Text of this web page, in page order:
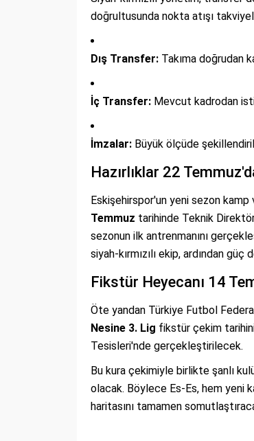
doğrultusunda nokta atışı
Dış Transfer: Takıma doğrudan
İç Transfer: Mevcut kadrodan
İmzalar: Büyük ölçüde
Hazırlıklar 22
Eskişehirspor'un yeni sezon
Temmuz tarihinde Teknik
sezonun ilk antrenmanını
siyah-kırmızılı ekip, ardından
Fikstür Heyecanı 14
Öte yandan Türkiye Futbol
Nesine 3. Lig fikstür çekim
Tesisleri'nde gerçekleştirilecek.
Bu kura çekimiyle birlikte şanlı
olacak. Böylece Es-Es, hem yeni
haritasını tamamen